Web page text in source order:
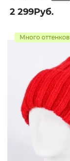
2 299Руб.
Много оттенков